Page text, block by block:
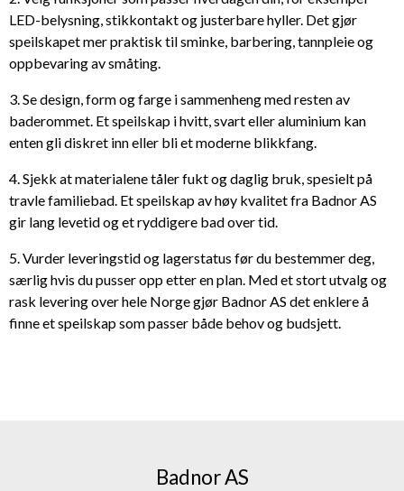
LED-belysning, stikkontakt og justerbare hyller. Det gjør
speilskapet mer praktisk til sminke, barbering, tannpleie og
oppbevaring av småting.
3. Se design, form og farge i sammenheng med resten av
baderommet. Et speilskap i hvitt, svart eller aluminium kan
enten gli diskret inn eller bli et moderne blikkfang.
4. Sjekk at materialene tåler fukt og daglig bruk, spesielt på
travle familiebad. Et speilskap av høy kvalitet fra Badnor AS
gir lang levetid og et ryddigere bad over tid.
5. Vurder leveringstid og lagerstatus før du bestemmer deg,
særlig hvis du pusser opp etter en plan. Med et stort utvalg og
rask levering over hele Norge gjør Badnor AS det enklere å
finne et speilskap som passer både behov og budsjett.
Badnor AS